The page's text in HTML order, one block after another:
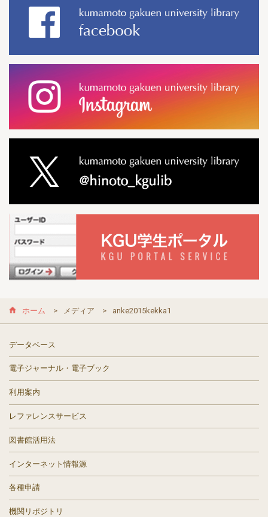
ホーム メディア anke2015kekka1
データベース
電子ジャーナル・電子ブック
利用案内
レファレンスサービス
図書館活用法
インターネット情報源
各種申請
機関リポジトリ